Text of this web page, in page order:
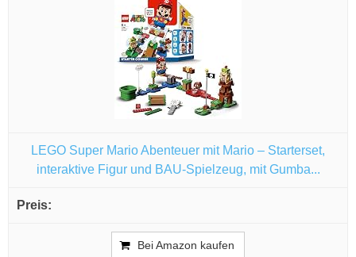
LEGO Super Mario Abenteuer mit Mario – Starterset,
interaktive Figur und BAU-Spielzeug, mit Gumba...
Bei Amazon kaufen